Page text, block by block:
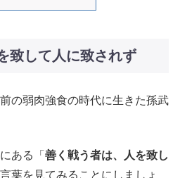
致して人に致されず
の弱肉強食の時代に生きた孫武
ある「 善く戦う者は、人を致し
葉を見てみることにしましょ